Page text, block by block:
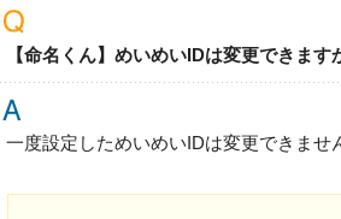
【命名くん】めいめいIDは変更できます
一度設定しためいめいIDは変更できませ